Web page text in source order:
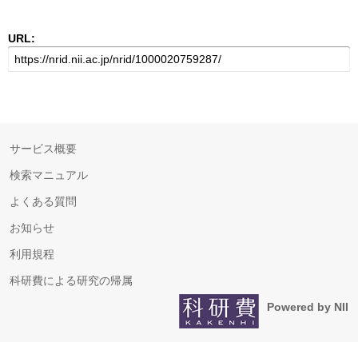
URL:
サービス概要
検索マニュアル
よくある質問
お知らせ
利用規程
科研費による研究の帰属
Powered by NII